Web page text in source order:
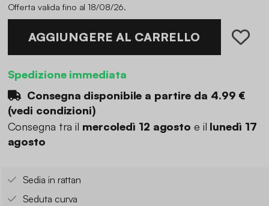
Offerta valida fino al 18/08/26.
AGGIUNGERE AL CARRELLO
Spedizione immediata
Consegna disponibile a partire da 4.99 €
(vedi condizioni)
Consegna tra il mercoledì 12 agosto e il lunedì 17
agosto
Sedia in rattan
Seduta curva